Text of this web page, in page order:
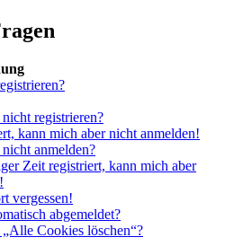
registrieren?
kann mich aber nicht anmelden!
anmelden?
Zeit registriert, kann mich aber
vergessen!
abgemeldet?
Cookies löschen“?